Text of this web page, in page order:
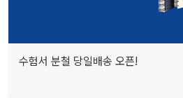
수험서 분철 당일배송 오픈!